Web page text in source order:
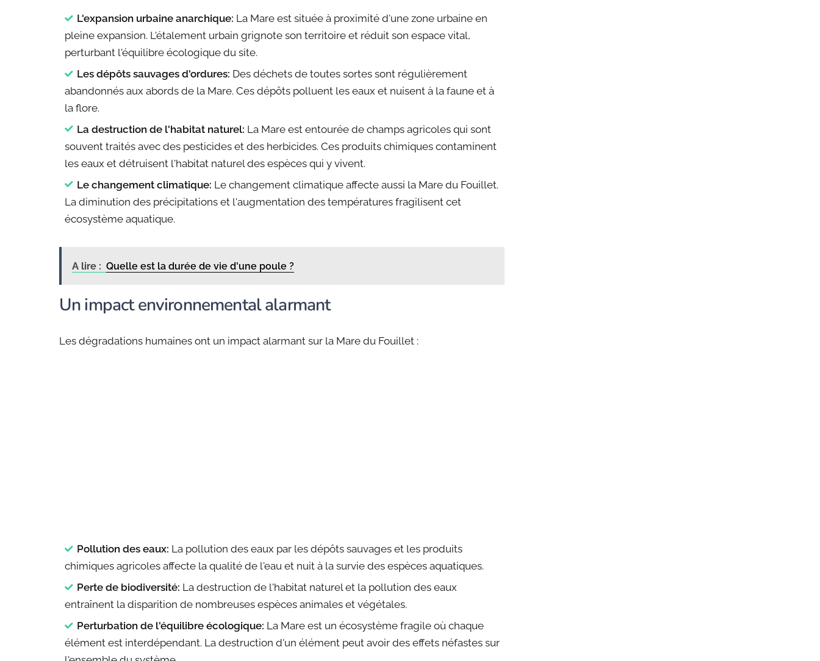
L'expansion urbaine anarchique: La Mare est située à proximité d'une zone urbaine en
pleine expansion. L'étalement urbain grignote son territoire et réduit son espace vital,
perturbant l'équilibre écologique du site.
Les dépôts sauvages d'ordures: Des déchets de toutes sortes sont régulièrement
abandonnés aux abords de la Mare. Ces dépôts polluent les eaux et nuisent à la faune et à
la flore.
La destruction de l'habitat naturel: La Mare est entourée de champs agricoles qui sont
souvent traités avec des pesticides et des herbicides. Ces produits chimiques contaminent
les eaux et détruisent l'habitat naturel des espèces qui y vivent.
Le changement climatique: Le changement climatique affecte aussi la Mare du Fouillet.
La diminution des précipitations et l'augmentation des températures fragilisent cet
écosystème aquatique.
A lire : Quelle est la durée de vie d'une poule ?
Un impact environnemental alarmant
Les dégradations humaines ont un impact alarmant sur la Mare du Fouillet :
Pollution des eaux: La pollution des eaux par les dépôts sauvages et les produits
chimiques agricoles affecte la qualité de l'eau et nuit à la survie des espèces aquatiques.
Perte de biodiversité: La destruction de l'habitat naturel et la pollution des eaux
entraînent la disparition de nombreuses espèces animales et végétales.
Perturbation de l'équilibre écologique: La Mare est un écosystème fragile où chaque
élément est interdépendant. La destruction d'un élément peut avoir des effets néfastes sur